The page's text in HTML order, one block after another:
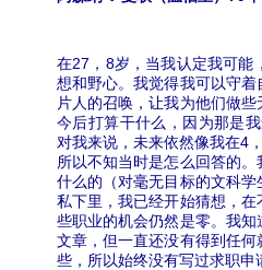
在27，8岁，当我认定我可能
想和野心。我觉得我可以守
片人的召唤，让我为他们做
今后打算干什么，因为那是
对我来说，未来依然像我在4
所以不知当时是怎么回答的
什么的（对毫无目标的文科
私下里，我已经开始猜想，
些职业的机会仍然是零。我
文章，但一直还没有得到任
些，所以始终没有写过求职申